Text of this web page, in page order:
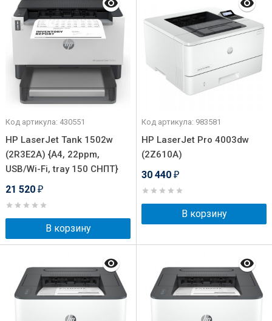
Код артикула: 430551
HP LaserJet Tank 1502w
(2R3E2A) {A4, 22ppm,
USB/Wi-Fi, tray 150 СНПТ}
21 520 ₽
В корзину
Код артикула: 983581
HP LaserJet Pro 4003dw
(2Z610A)
30 440 ₽
В корзину